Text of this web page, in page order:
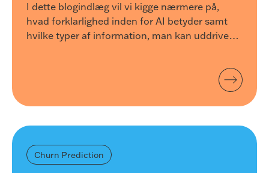
I dette blogindlæg vil vi kigge nærmere på,
hvad forklarlighed inden for AI betyder samt
hvilke typer af information, man kan uddrive
Churn Prediction